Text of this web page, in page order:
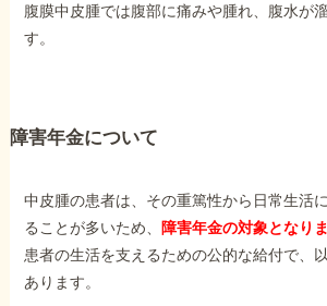
腹膜中皮腫では腹部に痛みや腫れ、腹水が
す。
障害年金について
中皮腫の患者は、その重篤性から日常生活
ることが多いため、障害年金の対象となり
患者の生活を支えるための公的な給付で、
あります。